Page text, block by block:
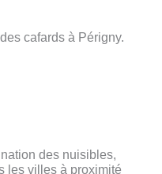
cafards à Périgny.
des nuisibles,
les villes à proximité